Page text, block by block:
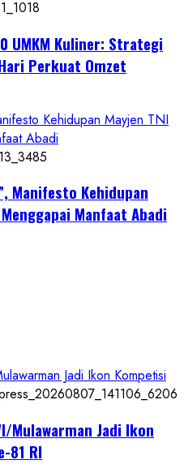
UMKM Kuliner: Strategi
Perkuat Omzet
Kehidupan Mayjen TNI
Abadi
Manifesto Kehidupan
Manfaat Abadi
Jadi Ikon Kompetisi
Mulawarman Jadi Ikon
81 RI